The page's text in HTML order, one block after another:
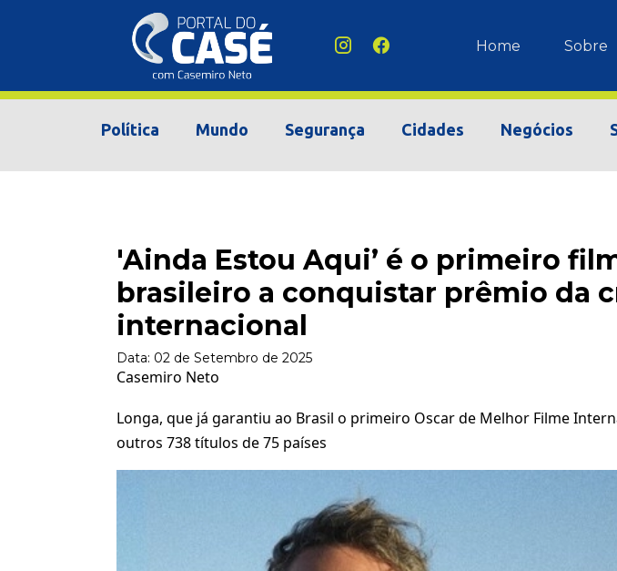
Home Sobre
Política Mundo Segurança Cidades Negócios
'Ainda Estou Aqui’ é o primeiro
brasileiro a conquistar prêmio da
internacional
Data: 02 de Setembro de 2025
Casemiro Neto
Longa, que já garantiu ao Brasil o primeiro Oscar de Melhor Filme
outros 738 títulos de 75 países